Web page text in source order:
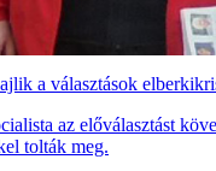
a választások
az előválasztást
tolták meg.